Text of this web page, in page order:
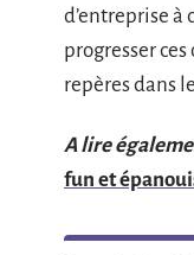
d’entreprise à
progresser ces
repères dans
A lire
fun et